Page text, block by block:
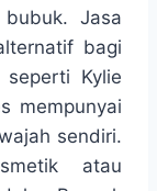
Jasa
bagi
Kylie
mempunyai
sendiri.
atau